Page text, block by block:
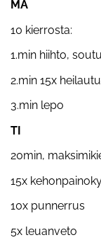
MA
10 kierrosta:
1.min hiihto,
2.min 15x
3.min lepo
TI
20min,
15x
10x punnerrus
5x leuanveto